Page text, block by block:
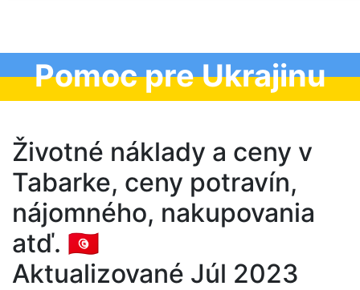
Pomoc pre Ukrajinu
Životné náklady a ceny v
Tabarke, ceny potravín,
nájomného, nakupovania
atď. 🇹🇳
Aktualizované Júl 2023